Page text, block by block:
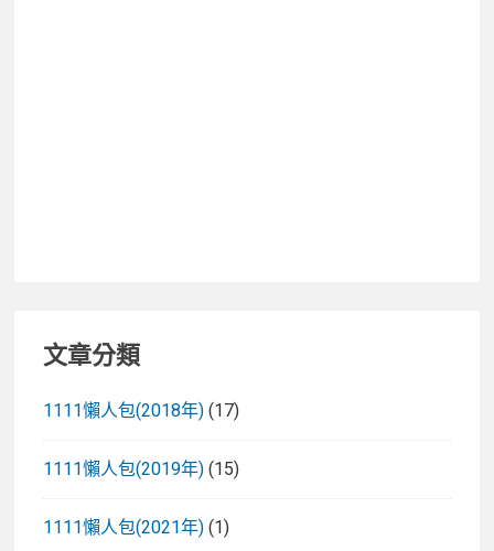
文章分類
1111懶人包(2018年) (17)
1111懶人包(2019年) (15)
1111懶人包(2021年) (1)